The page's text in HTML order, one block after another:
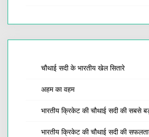
चौथाई सदी के भारतीय खेल सितारे
अहम का वहम
भारतीय क्रिकेट की चौथाई सदी की सबसे
भारतीय क्रिकेट की चौथाई सदी की